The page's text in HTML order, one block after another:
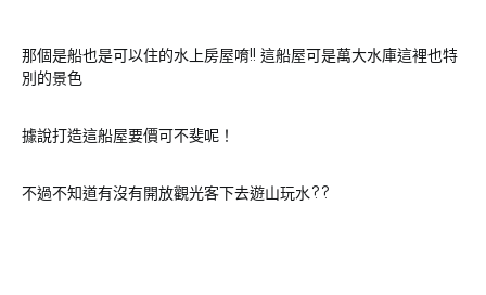
那個是船也是可以住的水上房屋唷!! 這船屋可是萬大水庫這裡也特
別的景色
據說打造這船屋要價可不斐呢！
不過不知道有沒有開放觀光客下去遊山玩水??